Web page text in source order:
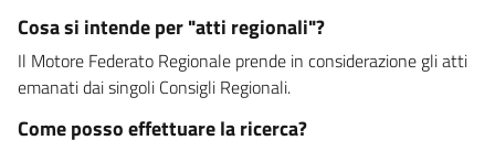
Cosa si intende per "atti regionali"?
Il Motore Federato Regionale prende in considerazione gli atti
emanati dai singoli Consigli Regionali.
Come posso effettuare la ricerca?